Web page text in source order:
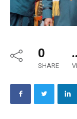
0
SHARE